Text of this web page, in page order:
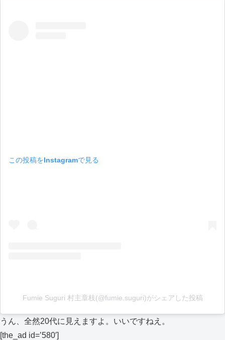
この投稿をInstagramで見る
Fumie Suguri 村主章枝(@fumie.suguri)がシェアした投稿
うん、全然20代に見えますよ。いいですねえ。
[the_ad id=’580′]